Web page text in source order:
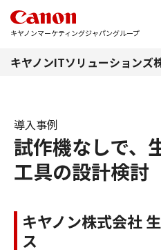
キヤノンマーケティングジャパングループ
キヤノンITソリューションズ
試作機なしで、
工具の設計検討
導入事例
キヤノン株式会社
ス